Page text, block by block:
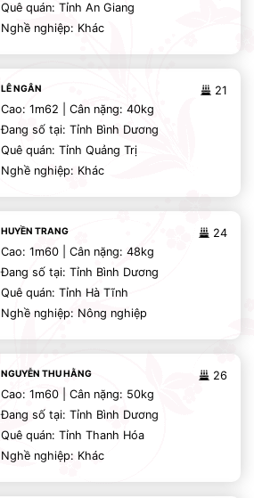
Quê quán: Tỉnh An Giang
Nghề nghiệp: Khác
21
LÊ NGÂN
Cao: 1m62 | Cân nặng: 40kg
Đang số tại: Tỉnh Bình Dương
Quê quán: Tỉnh Quảng Trị
Nghề nghiệp: Khác
24
HUYỀN TRANG
Cao: 1m60 | Cân nặng: 48kg
Đang số tại: Tỉnh Bình Dương
Quê quán: Tỉnh Hà Tĩnh
Nghề nghiệp: Nông nghiệp
26
NGUYỄN THU HẰNG
Cao: 1m60 | Cân nặng: 50kg
Đang số tại: Tỉnh Bình Dương
Quê quán: Tỉnh Thanh Hóa
Nghề nghiệp: Khác